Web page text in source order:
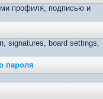
профиля, подписью и
signatures, board settings,
пароля